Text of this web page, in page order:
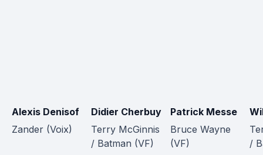
Alexis Denisof
Zander (Voix)
Didier Cherbuy
Terry McGinnis
/ Batman (VF)
Patrick Messe
Bruce Wayne
(VF)
/